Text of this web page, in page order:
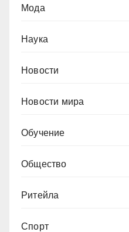
Мода
Наука
Новости
Новости мира
Обучение
Общество
Ритейла
Спорт